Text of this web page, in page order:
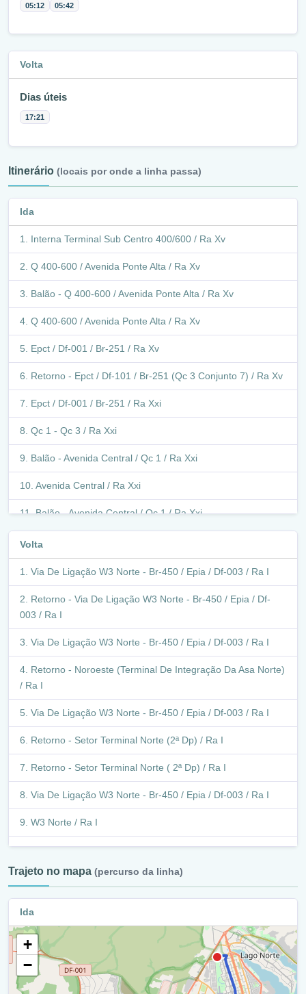
05:12 05:42
Volta
Dias úteis
17:21
Itinerário (locais por onde a linha passa)
Ida
Interna Terminal Sub Centro 400/600 / Ra Xv
Q 400-600 / Avenida Ponte Alta / Ra Xv
Balão - Q 400-600 / Avenida Ponte Alta / Ra Xv
Q 400-600 / Avenida Ponte Alta / Ra Xv
Epct / Df-001 / Br-251 / Ra Xv
Retorno - Epct / Df-101 / Br-251 (Qc 3 Conjunto 7) / Ra Xv
Epct / Df-001 / Br-251 / Ra Xxi
Qc 1 - Qc 3 / Ra Xxi
Balão - Avenida Central / Qc 1 / Ra Xxi
Avenida Central / Ra Xxi
Balão - Avenida Central / Qc 1 / Ra Xxi
Avenida Central / Ra Xxi
Balão - Avenida Central / Avenida Riacho Fundo / Ra Xxi
Balão - Avenida Central / Avenida Riacho Fundo / Ra Xxi
Avenida Riacho Fundo / Ra Xxi
Balão - Avenida Contorno / Avenida Riacho Fundo / Ra
Avenida Contorno / Ra Xxi
Balão - Avenida Contorno / Avenida N2 / Ra Xxi
Balão - Avenida Contorno / Qn 14-15 / Ra Xxi
Riacho Fundo Ii - Acesso Epnb / Ra Xxi
Epnb / Df-075 / Ra Xvii
Balão - Epnb / Df-075 / Avenida Sucupira / Ade Cj 17-20 /
Ra Xvii
Volta
Via De Ligação W3 Norte - Br-450 / Epia / Df-003 / Ra I
Retorno - Via De Ligação W3 Norte - Br-450 / Epia / Df-
003 / Ra I
Via De Ligação W3 Norte - Br-450 / Epia / Df-003 / Ra I
Retorno - Noroeste (Terminal De Integração Da Asa Norte)
/ Ra I
Via De Ligação W3 Norte - Br-450 / Epia / Df-003 / Ra I
Retorno - Setor Terminal Norte (2ª Dp) / Ra I
Retorno - Setor Terminal Norte ( 2ª Dp) / Ra I
Via De Ligação W3 Norte - Br-450 / Epia / Df-003 / Ra I
W3 Norte / Ra I
Retorno - W3 Norte (Setor Hospitalar Local Norte) / Ra I
W3 Norte / Ra I
W3 Norte / Ra I
Viaduto - Eixo Monumental (Viaduto W3 Sul/ Norte - Eixo
Monumental) / Ra I
Trajeto no mapa (percurso da linha)
Ida
+
−